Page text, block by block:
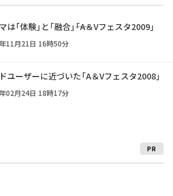
は「体験」と「融合」――「A＆Vフェスタ2009」
11月21日 16時50分
ユーザーに近づいた「A＆Vフェスタ2008」
02月24日 18時17分
PR